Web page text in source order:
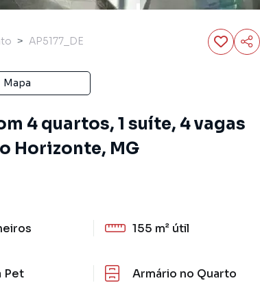
AP5177_DE
Mapa
4 quartos, 1 suíte, 4 vagas
Horizonte, MG
155 m² útil
Pet Armário no Quarto